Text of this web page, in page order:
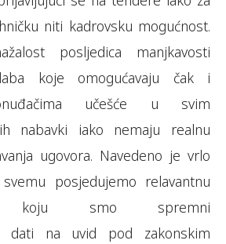
niti kadrovsku mogućnost.
posljedica manjkavosti
koje omogućavaju čak i
učešće u svim
nabavki iako nemaju realnu
ugovora. Navedeno je vrlo
posjedujemo relavantnu
koju smo spremni
dati na uvid pod zakonskim